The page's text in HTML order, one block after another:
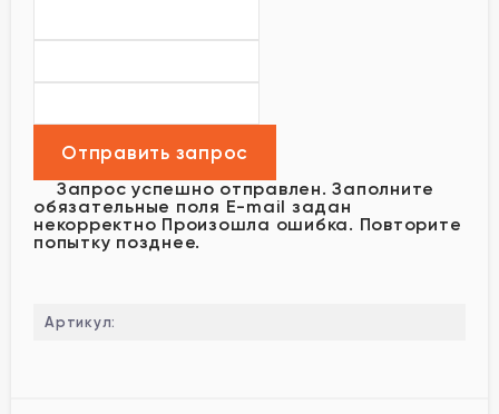
Запрос успешно отправлен. Заполните
обязательные поля E-mail задан
некорректно Произошла ошибка. Повторите
попытку позднее.
Артикул: